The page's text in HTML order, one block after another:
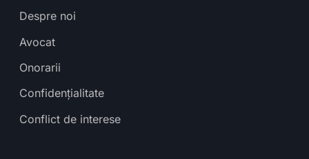
Despre noi
Avocat
Onorarii
Confidențialitate
Conflict de interese